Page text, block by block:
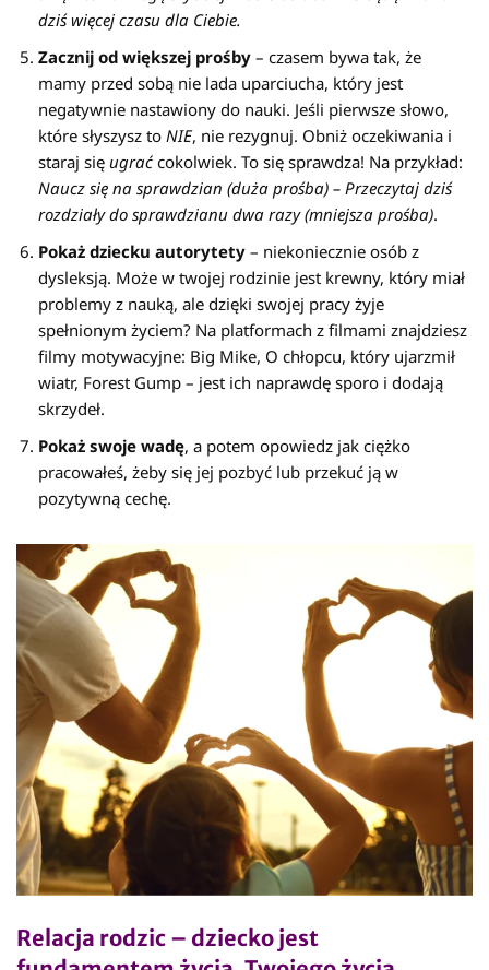
dziś więcej czasu dla Ciebie.
Zacznij od większej prośby – czasem bywa tak, że
mamy przed sobą nie lada uparciucha, który jest
negatywnie nastawiony do nauki. Jeśli pierwsze słowo,
które słyszysz to NIE, nie rezygnuj. Obniż oczekiwania i
staraj się ugrać cokolwiek. To się sprawdza! Na przykład:
Naucz się na sprawdzian (duża prośba) – Przeczytaj dziś
rozdziały do sprawdzianu dwa razy (mniejsza prośba).
Pokaż dziecku autorytety – niekoniecznie osób z
dysleksją. Może w twojej rodzinie jest krewny, który miał
problemy z nauką, ale dzięki swojej pracy żyje
spełnionym życiem? Na platformach z filmami znajdziesz
filmy motywacyjne: Big Mike, O chłopcu, który ujarzmił
wiatr, Forest Gump – jest ich naprawdę sporo i dodają
skrzydeł.
Pokaż swoje wadę, a potem opowiedz jak ciężko
pracowałeś, żeby się jej pozbyć lub przekuć ją w
pozytywną cechę.
Relacja rodzic – dziecko jest